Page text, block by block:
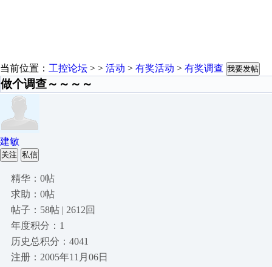
当前位置： 工控论坛 > > 活动 > 有奖活动 > 有奖调查 我要发帖
做个调查～～～～
建敏
关注 私信
精华：0帖
求助：0帖
帖子：58帖 | 2612回
年度积分：1
历史总积分：4041
注册：2005年11月06日